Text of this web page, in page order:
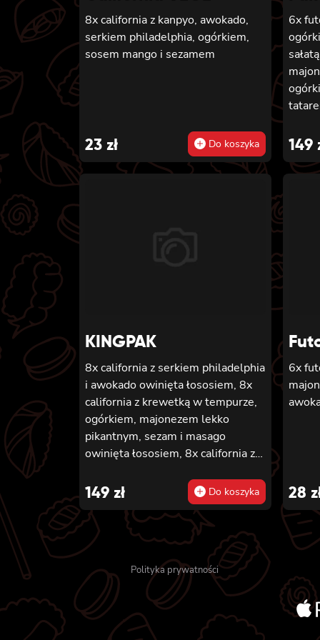
8x california z kanpyo, awokado,
serkiem philadelphia, ogórkiem,
sosem mango i sezamem
23 zł Do koszyka
6x
149
KINGPAK
8x california z serkiem philadelphia
i awokado owinięta łososiem, 8x
california z krewetką w tempurze,
ogórkiem, majonezem lekko
pikantnym, sezam i masago
owinięta łososiem, 8x california z
ogórkiem, majonezem lekko
pikantnym i sezamem owinięta
krewetką, 8x california z krewetką
w tempurze, ogórkiem,
majonezem lekko pikantnym,
sosem teriyaki i sezamem owinięta
węgorzem i awokado
149 zł Do koszyka
6x
28
Polityka prywatności